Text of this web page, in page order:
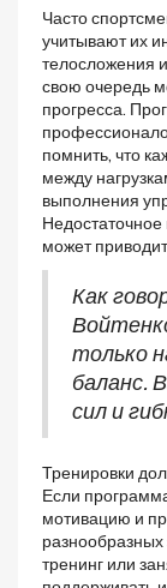
Часто
учитывают их
телосложения
свою очередь
прогресса.
помнить, что
между
выполнения
может
Как
только
баланс.
сил и
Тренировки
Если
мотивацию и
тренинг или